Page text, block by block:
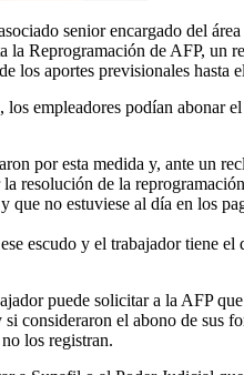
senior encargado del
la Reprogramación de AFP, un
los aportes previsionales hasta
los empleadores podían abonar
por esta medida y, ante un
resolución de la
que no estuviese al día en los
escudo y el trabajador tiene
puede solicitar a la AFP
consideraron el abono de sus
los registran.